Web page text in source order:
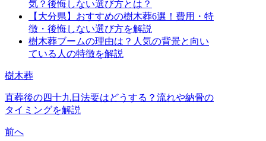
気？後悔しない選び方とは？
【大分県】おすすめの樹木葬6選！費用・特
徴・後悔しない選び方を解説
樹木葬ブームの理由は？人気の背景と向い
ている人の特徴を解説
樹木葬
直葬後の四十九日法要はどうする？流れや納骨の
タイミングを解説
前へ